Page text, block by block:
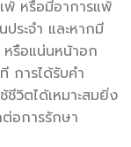
พ้ หรือมีอาการแพ้
ระจำ และหากมี
หรือแน่นหน้าอก
การได้รับคำ
วิตได้เหมาะสมยิ่ง
อการรักษา